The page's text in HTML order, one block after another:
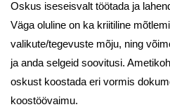
Oskus iseseisvalt töötada ja
Väga oluline on ka kriitiline
valikute/tegevuste mõju, ning
ja anda selgeid soovitusi.
oskust koostada eri vormis
koostöövaimu.